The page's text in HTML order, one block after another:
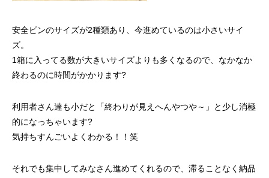
安全ピンのサイズが2種類あり、今進めているのは小さいサイ
ズ。
1箱に入ってる数が大きいサイズよりも多くなるので、なかなか
終わるのに時間がかかります?
利用者さん達も小だと「終わりが見えへんやつや～」と少し消極
的になっちゃいます?
気持ちすんごいよくわかる！！笑
それでも集中してみなさん進めてくれるので、滞ることなく納品